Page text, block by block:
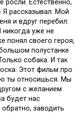
Естественно,
Я рассказывал. Мой
и вдруг перебил:
уже не
понял своего героя,
полустанке
собака. И так
Этот фильм про
ты относишься. Мы
с желанием
будет нас
заводить